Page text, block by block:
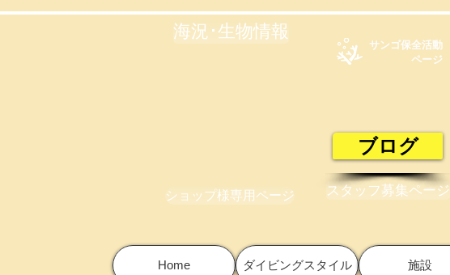
海況･生物情報
サンゴ保全活動​
ページ
ブログ
ショップ様専用ページ スタッフ募集ページ
Home ダイビングスタイル 施設